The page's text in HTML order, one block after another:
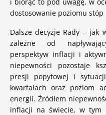
dostosowanie poziomu stóp
Dalsze decyzje Rady – jak
zależne od
perspektyw inflacji i
niepewności pozostaje
presji popytowej i
kwartałach oraz poziom
energii. Źródłem
inflacji na świecie, w tym